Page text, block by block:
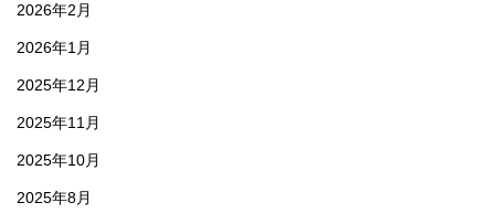
2026年2月
2026年1月
2025年12月
2025年11月
2025年10月
2025年8月